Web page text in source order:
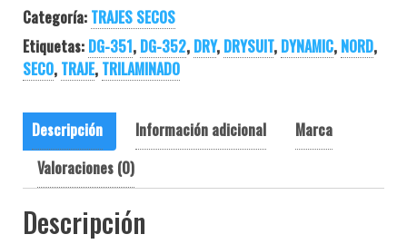
Categoría: TRAJES SECOS
Etiquetas: DG-351, DG-352, DRY, DRYSUIT, DYNAMIC, NORD,
SECO, TRAJE, TRILAMINADO
Descripción Información adicional
Marca
Valoraciones (0)
Descripción